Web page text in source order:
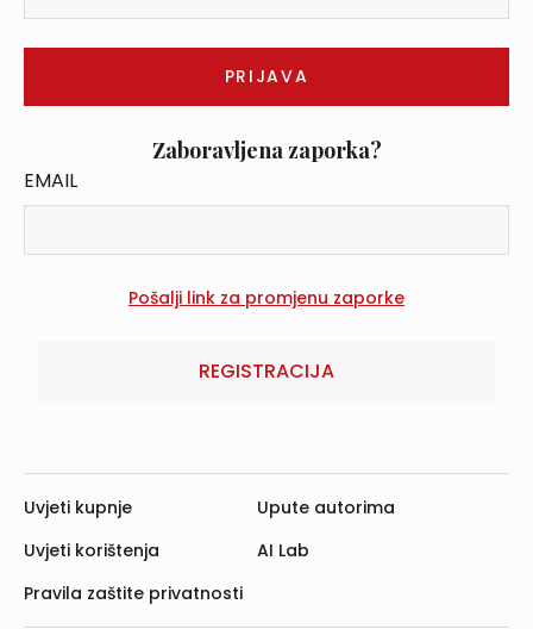
Zaboravljena zaporka?
EMAIL
REGISTRACIJA
Uvjeti kupnje
Uvjeti korištenja
Pravila zaštite privatnosti
Upute autorima
AI Lab